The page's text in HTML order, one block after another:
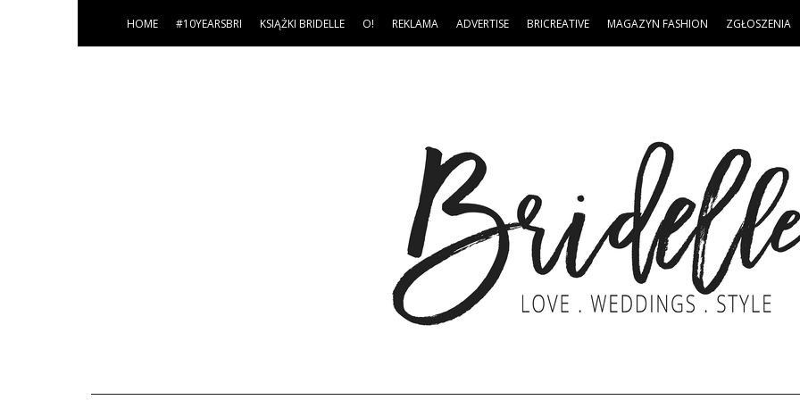
HOME #10YEARSBRI KSIĄŻKI BRIDELLE O! REKLAMA ADVERTISE BRICREATIVE MAGAZYN FASHION ZGŁOSZENIA